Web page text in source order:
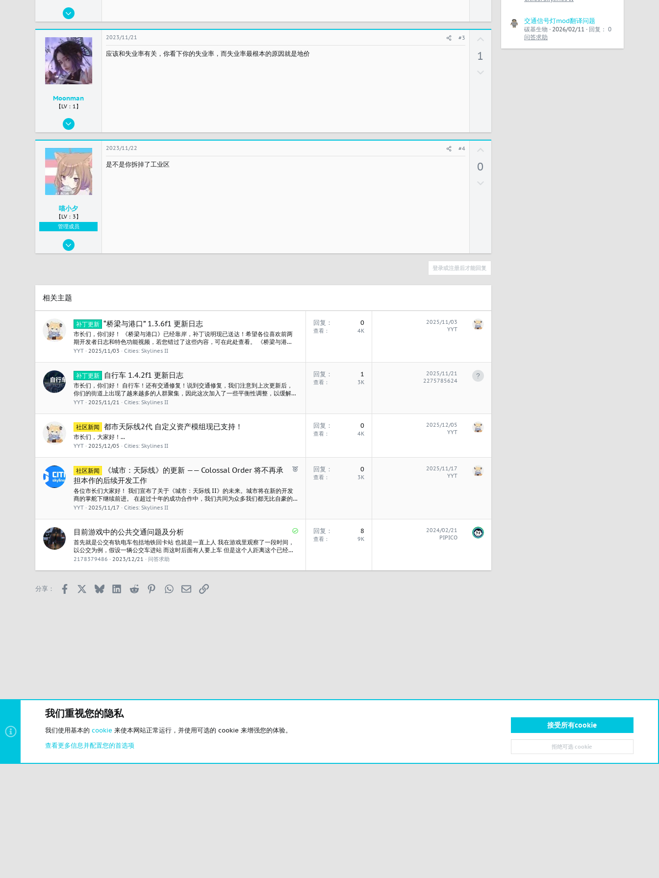
2023/11/21
2
中国
Moonman
【LV：1】
2023/11/18
8
Night City
2023/11/21 #3
应该和失业率有关，你看下你的失业率，而失业率最根本的原因就是地价
1
喵小夕
【LV：3】
管理成员
2023/11/16
715
2023/11/22 #4
是不是你拆掉了工业区
0
登录或注册后才能回复
相关主题
补丁更新 “桥梁与港口” 1.3.6f1 更新日志
市长们，你们好！ 《桥梁与港口》已经靠岸，补丁说明现已送达！希望各位喜欢前两
期开发者日志和特色功能视频，若您错过了这些内容，可在此处查看。 《桥梁与港
口》现已在 PC 平台推出，可通过终极版获取，或以88.00元单独购买；也可与全新的
YYT 2025/11/03 Cities: Skylines II
回复 0
查看 4K
2025/11/03
YYT
补丁更新 自行车 1.4.2f1 更新日志
市长们，你们好！ 自行车！还有交通修复！说到交通修复，我们注意到上次更新后，
你们的街道上出现了越来越多的人群聚集，因此这次加入了一些平衡性调整，以缓解行
人交通压力。 如果你还没有看过我们昨天发布的详细介绍“自行车”的开发日志，你可以
YYT 2025/11/21 Cities: Skylines II
回复 1
查看 3K
2025/11/21
2275785624
社区新闻 都市天际线2代 自定义资产模组现已支持！
市长们，大家好！...
YYT 2025/12/05 Cities: Skylines II
回复 0
查看 4K
2025/12/05
YYT
已
社区新闻
《城市：天际线》的更新 —— Colossal Order 将不再承
担本作的后续开发工作
各位市长们大家好！ 我们宣布了关于《城市：天际线 II》的未来。城市将在新的开发
商的掌舵下继续前进。 在超过十年的成功合作中，我们共同为众多我们都无比自豪的
游戏倾注了心血，Paradox Interactive 和 Colossal Order 共同决定走独立道路，
YYT 2025/11/17 Cities: Skylines II
回复 0
查看 3K
2025/11/17
YYT
已
目前游戏中的公共交通问题及分析
首先就是公交有轨电车包括地铁回卡站 也就是一直上人 我在游戏里观察了一段时间，
以公交为例，假设一辆公交车进站 而这时后面有人要上车 但是这个人距离这个已经到
站的车还有很远 那么这辆车会一直在站点停着等那个人走过来 然后上车之后他才会开
2178379486 2023/12/21 问答求助
回复 8
查看 9K
2024/02/21
PIPICO
分享： Facebook Bluesky LinkedIn
Reddit PinterestWhatsApp
邮箱 链接
交通信号灯mod翻译问题
碳基生物 2026/02/11
回复： 0
问答求助
游戏交流 问答求助
顶部
我们重视您的隐私
我们使用基本的 cookie 来使本网站正常运行，并使用可选的 cookie 来增强您的体验。
查看更多信息并配置您的首选项
接受所有cookie
拒绝可选 cookie